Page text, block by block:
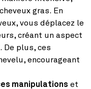
gras. En
vous déplacez le
créant un aspect
De plus, ces
encourageant
manipulations et